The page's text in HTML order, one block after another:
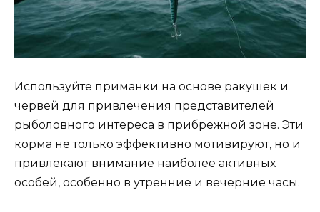
Используйте приманки на основе ракушек и
червей для привлечения представителей
рыболовного интереса в прибрежной зоне. Эти
корма не только эффективно мотивируют, но и
привлекают внимание наиболее активных
особей, особенно в утренние и вечерние часы.